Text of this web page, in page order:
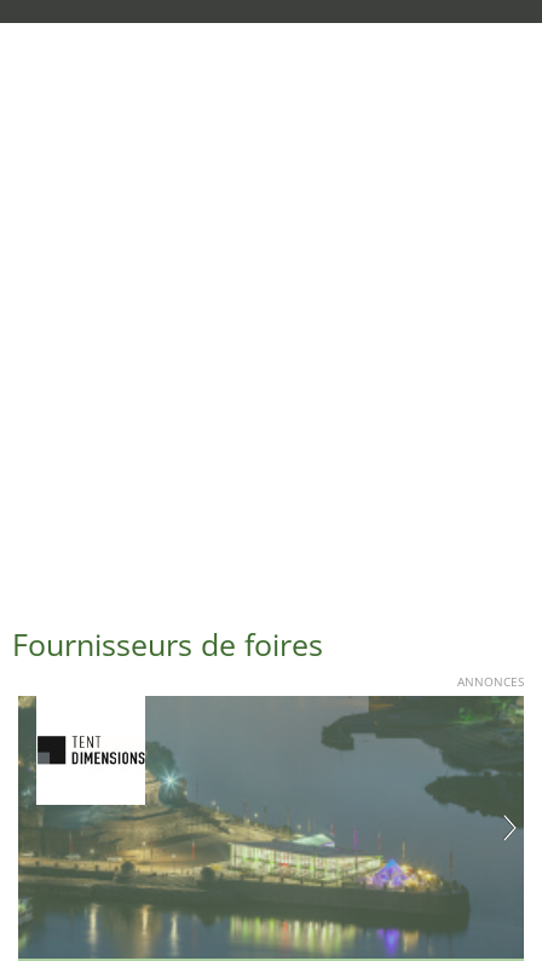
Fournisseurs de foires
ANNONCES